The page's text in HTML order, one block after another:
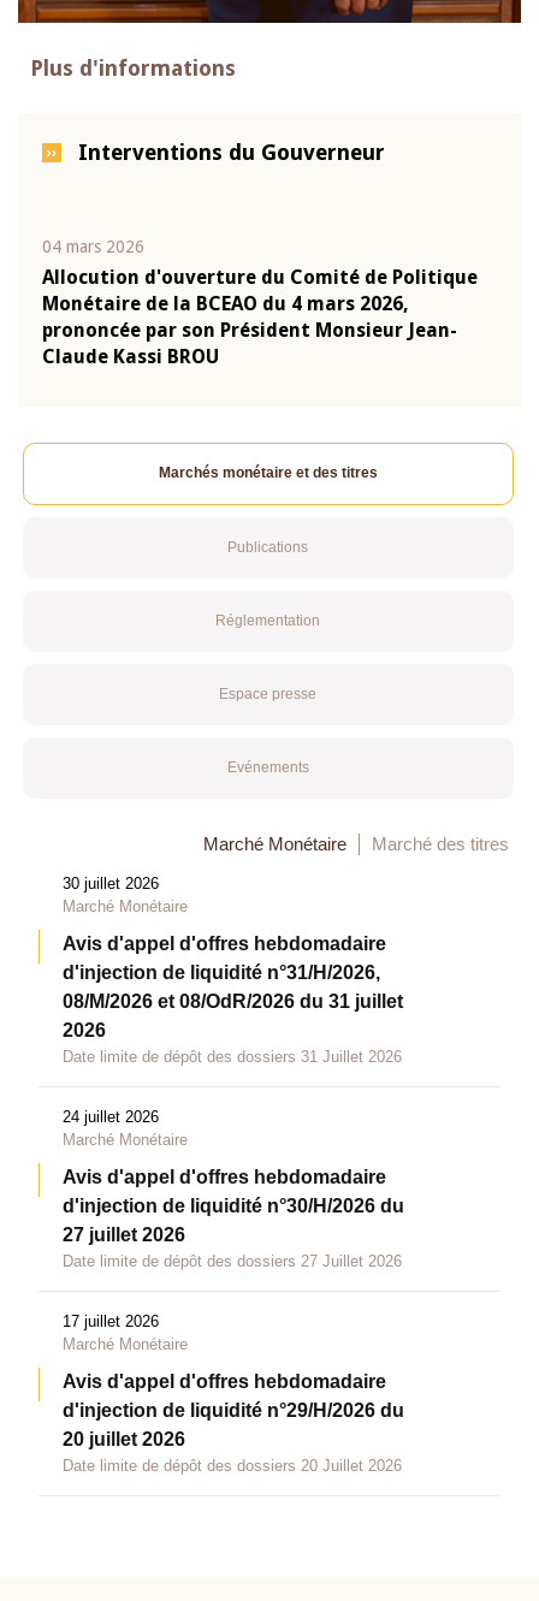
Plus d'informations
Interventions du Gouverneur
04 mars 2026
Allocution d'ouverture du Comité de Politique
Monétaire de la BCEAO du 4 mars 2026,
prononcée par son Président Monsieur Jean-
Claude Kassi BROU
Marchés monétaire et des titres
Publications
Réglementation
Espace presse
Evénements
Marché Monétaire Marché des titres
30 juillet 2026
Marché Monétaire
Avis d'appel d'offres hebdomadaire
d'injection de liquidité n°31/H/2026,
08/M/2026 et 08/OdR/2026 du 31 juillet
2026
Date limite de dépôt des dossiers 31 Juillet 2026
24 juillet 2026
Marché Monétaire
Avis d'appel d'offres hebdomadaire
d'injection de liquidité n°30/H/2026 du
27 juillet 2026
Date limite de dépôt des dossiers 27 Juillet 2026
17 juillet 2026
Marché Monétaire
Avis d'appel d'offres hebdomadaire
d'injection de liquidité n°29/H/2026 du
20 juillet 2026
Date limite de dépôt des dossiers 20 Juillet 2026